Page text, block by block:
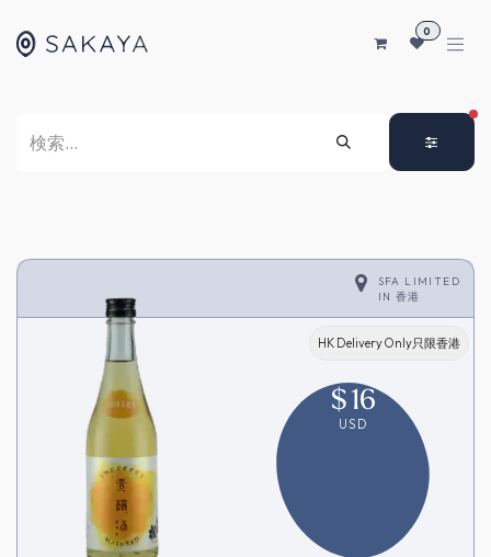
0
SFA LIMITED
IN 香港
HK Delivery Only只限香港
$16
USD